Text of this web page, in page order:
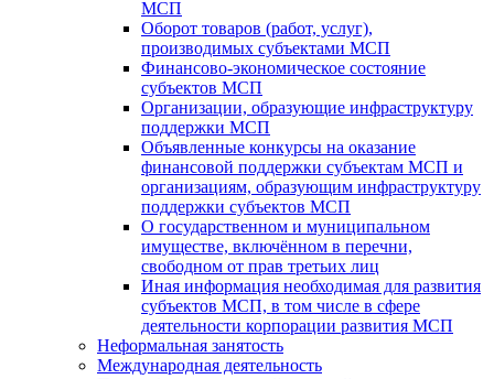
МСП
Оборот товаров (работ, услуг),
производимых субъектами МСП
Финансово-экономическое состояние
субъектов МСП
Организации, образующие инфраструктуру
поддержки МСП
Объявленные конкурсы на оказание
финансовой поддержки субъектам МСП и
организациям, образующим инфраструктуру
поддержки субъектов МСП
О государственном и муниципальном
имуществе, включённом в перечни,
свободном от прав третьих лиц
Иная информация необходимая для развития
субъектов МСП, в том числе в сфере
деятельности корпорации развития МСП
Неформальная занятость
Международная деятельность